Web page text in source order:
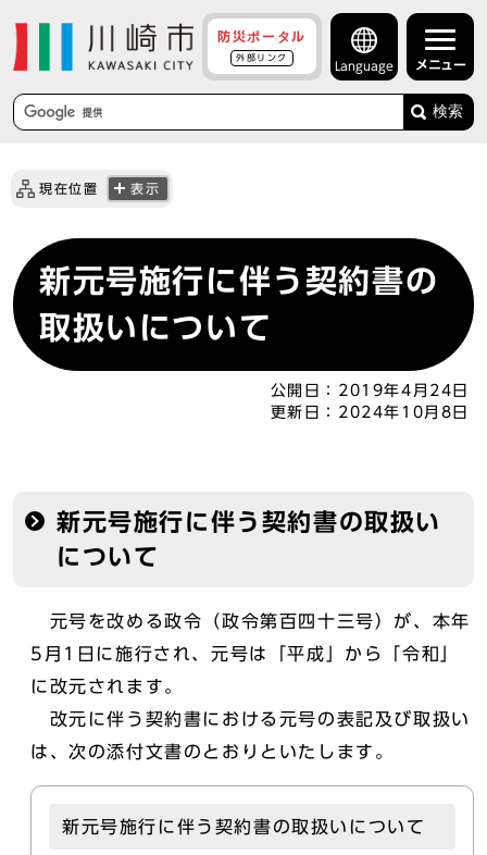
防災ポータル
外部リンク
Language メニュー
検索
現在位置 表示
新元号施行に伴う契約書の
取扱いについて
公開日： 2019年4月24日
更新日： 2024年10月8日
新元号施行に伴う契約書の取扱い
について
元号を改める政令（政令第百四十三号）が、本年
5月1日に施行され、元号は「平成」から「令和」
に改元されます。
改元に伴う契約書における元号の表記及び取扱い
は、次の添付文書のとおりといたします。
新元号施行に伴う契約書の取扱いについて